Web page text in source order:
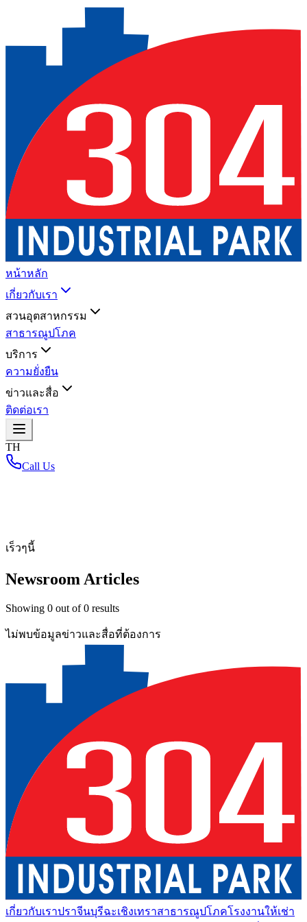
หน้าหลัก
เกี่ยวกับเรา
สวนอุตสาหกรรม
สาธารณูปโภค
บริการ
ความยั่งยืน
ข่าวและสื่อ
ติดต่อเรา
TH
Call Us
เร็วๆนี้
Newsroom Articles
Showing 0 out of0 results
ไม่พบข้อมูลข่าวและสื่อที่ต้องการ
เกี่ยวกับเราปราจีนบุรีฉะเชิงเทราสาธารณูปโภคโรงงานให้เช่า